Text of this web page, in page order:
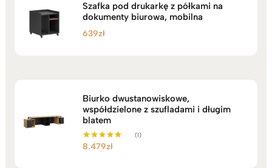
Szafka pod drukarkę z półkami na
dokumenty biurowa, mobilna
639zł
Biurko dwustanowiskowe,
współdzielone z szufladami i długim
blatem
Oceniono
(1)
8.479zł